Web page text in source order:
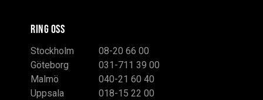
RING OSS
Stockholm
08-20 66 00
Göteborg
031-711 39 00
Malmö
040-21 60 40
Uppsala
018-15 22 00